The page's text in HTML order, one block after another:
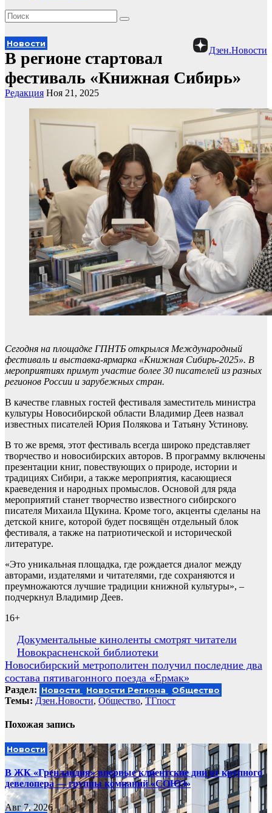
Дзен.Новости
Новости
В регионе стартовал
фестиваль «Книжная Сибирь»
Редакция Ноя 21, 2025
Сегодня на площадке ГПНТБ открылся Международный
фестиваль и выставка-ярмарка «Книжная Сибирь-2025». В
мероприятиях примут участие более 30 писателей из разных
регионов России и зарубежных стран.
В качестве главных гостей фестиваля заместитель министра
культуры Новосибирской области Владимир Деев назвал
известных писателей Юрия Полякова и Татьяну Устинову.
В то же время, этот фестиваль всегда широко представляет
творчество и новосибирских авторов. В программу включены
презентации книг, повествующих о природе, истории и
традициях Сибири, а также мероприятия, касающиеся
краеведения и народных промыслов. Основой для ряда
мероприятий станет творчество известного сибирского
писателя Михаила Щукина. Кроме того, акценты сделаны на
детской книге, которой будет посвящён отдельный блок
фестиваля, а также на патриотической и исторической
литературе.
«Это уникальная площадка, где рождается диалог между
авторами, издателями и читателями, где сохраняются и
преумножаются лучшие традиции книжной культуры», –
подчеркнул Владимир Деев.
16+
Навигация
по
записям
Документальные киноленты смотрят читатели
Новокрасненской библиотеки
Новосибирский метрополитен получил последние два
состава пятивагонного поезда «Ермак»
Раздел: Новости Новости Региона Общество
Темы: Дзен.Новости, Общество, ТГпост
Похожая запись
Новости
В ЖК «Гренландия» впервые клиентские дни от крупного
девелопера — группы компаний «СОЮЗ»
Авг 7, 2026